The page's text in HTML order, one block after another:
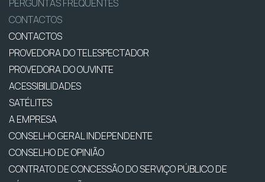
PERGUNTAS FREQUENTES
CONTACTOS
CONTACTOS
PROVEDORA DO TELESPECTADOR
PROVEDORA DO OUVINTE
ACESSIBILIDADES
SATÉLITES
A EMPRESA
CONSELHO GERAL INDEPENDENTE
CONSELHO DE OPINIÃO
CONTRATO DE CONCESSÃO DO SERVIÇO PÚBLICO DE